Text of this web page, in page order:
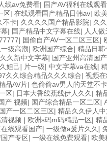
线av免费看| 国产AV福利在线观看
区| 在线观看国产精品日韩av| 欧
不卡| 久久久久国产精品影院| 久
| 国产精品中文字幕在线| 人人
| 国偷自产AV一区二区三区|
级高潮| 欧洲国产综合| 精品日韩
久新中文字幕| 国产亚州高清国
妲己| 片一级| 中文字幕va在线|
久久综合精品久久久综合| 视频
品AV片| 色偷偷av男人的天堂不卡
区| 日本大香线蕉线伊人久久 | 精
产 视频| 国产综合精品一区二区|
产一区二区三区| 精品久久伊人
视频 | 欧洲s码m码精品一区| 精
线观看国产| 一级做a爰片久久 |
产专区| 一级在线免费观看| 欧美